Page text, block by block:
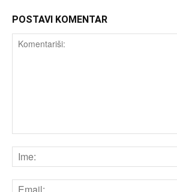
POSTAVI KOMENTAR